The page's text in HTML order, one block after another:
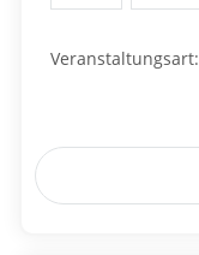
Veranstaltungsart: